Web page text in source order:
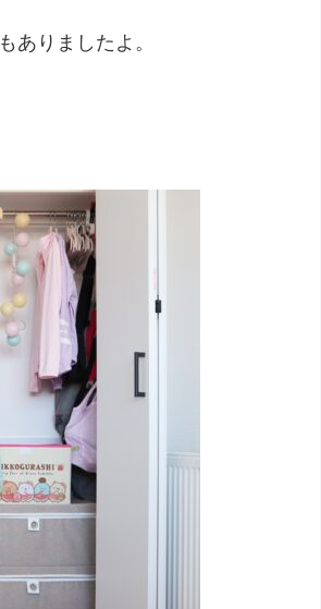
ありましたよ。